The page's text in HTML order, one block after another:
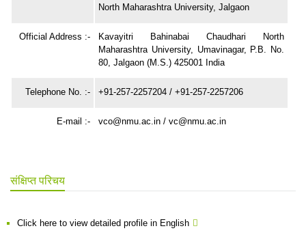
North Maharashtra University, Jalgaon
Official Address :-
Kavayitri Bahinabai Chaudhari North
Maharashtra University, Umavinagar, P.B. No.
80, Jalgaon (M.S.) 425001 India
Telephone No. :- +91-257-2257204 / +91-257-2257206
E-mail :- vco@nmu.ac.in / vc@nmu.ac.in
संक्षिप्त परिचय
Click here to view detailed profile in English